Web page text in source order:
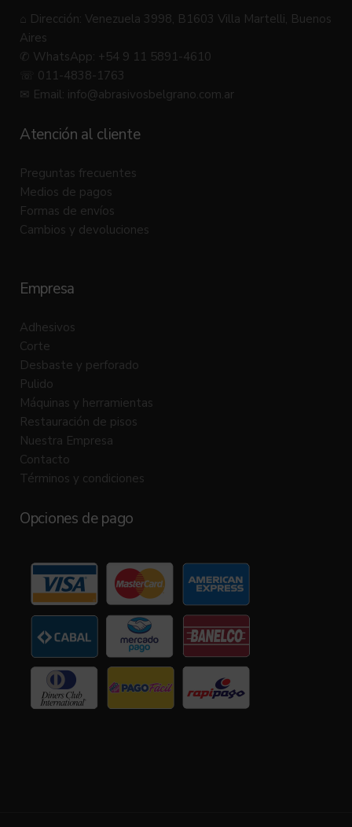
⌂ Dirección: Venezuela 3998, B1603 Villa Martelli, Buenos
Aires
✆ WhatsApp: +54 9 11 5891-4610
☏ 011-4838-1763
✉ Email: info@abrasivosbelgrano.com.ar
Atención al cliente
Preguntas frecuentes
Medios de pagos
Formas de envíos
Cambios y devoluciones
Empresa
Adhesivos
Corte
Desbaste y perforado
Pulido
Máquinas y herramientas
Restauración de pisos
Nuestra Empresa
Contacto
Términos y condiciones
Opciones de pago